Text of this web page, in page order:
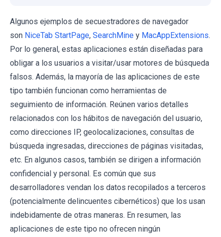
Algunos ejemplos de secuestradores de navegador
son NiceTab StartPage, SearchMine y MacAppExtensions.
Por lo general, estas aplicaciones están diseñadas para
obligar a los usuarios a visitar/usar motores de búsqueda
falsos. Además, la mayoría de las aplicaciones de este
tipo también funcionan como herramientas de
seguimiento de información. Reúnen varios detalles
relacionados con los hábitos de navegación del usuario,
como direcciones IP, geolocalizaciones, consultas de
búsqueda ingresadas, direcciones de páginas visitadas,
etc. En algunos casos, también se dirigen a información
confidencial y personal. Es común que sus
desarrolladores vendan los datos recopilados a terceros
(potencialmente delincuentes cibernéticos) que los usan
indebidamente de otras maneras. En resumen, las
aplicaciones de este tipo no ofrecen ningún